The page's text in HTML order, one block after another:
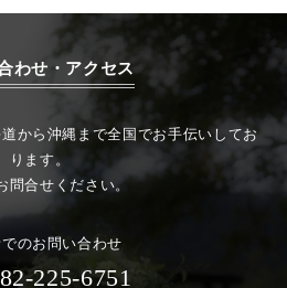
わせ・アクセス
から沖縄まで全国でお手伝いしてお
ります。
問合せください。
のお問い合わせ
225-6751